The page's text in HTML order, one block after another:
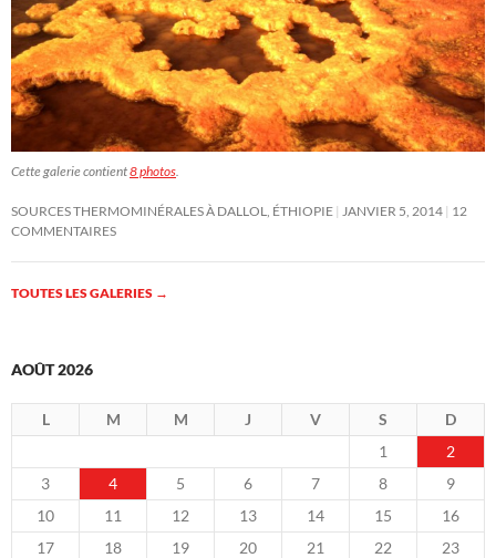
Cette galerie contient8 photos
SOURCES THERMOMINÉRALES À DALLOL, ÉTHIOPIE JANVIER 5, 2014 12
COMMENTAIRES
TOUTES LES GALERIES →
AOÛT 2026
L M M J V S
D
1
2
3
4 5 6 7 8
9
10
11 12 13 14 15
16
17
18 19 20 21 22
23